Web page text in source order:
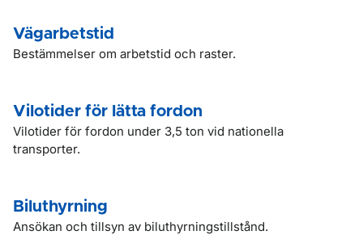
Vägarbetstid
Bestämmelser om arbetstid och raster.
Vilotider för lätta fordon
Vilotider för fordon under 3,5 ton vid nationella
transporter.
Biluthyrning
Ansökan och tillsyn av biluthyrningstillstånd.